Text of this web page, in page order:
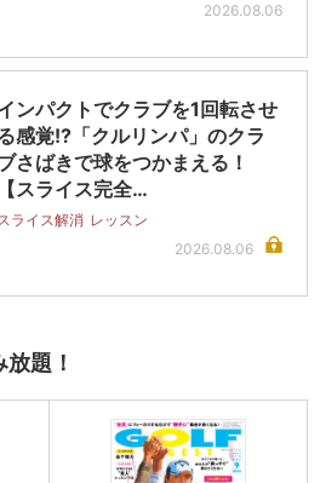
2026.08.06
ンパクトでクラブを1回転させ
感覚!?「クルリンパ」のクラ
さばきで球をつかまえる！
【スライス完全…
ライス解消 レッスン
2026.08.06
題！